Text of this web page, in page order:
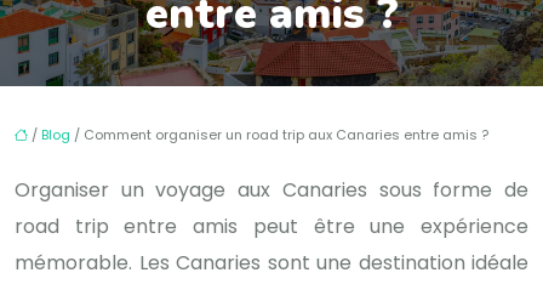
entre amis ?
/ Blog / Comment organiser un road trip aux Canaries entre amis ?
Organiser un voyage aux Canaries sous forme de
road trip entre amis peut être une expérience
mémorable. Les Canaries sont une destination idéale